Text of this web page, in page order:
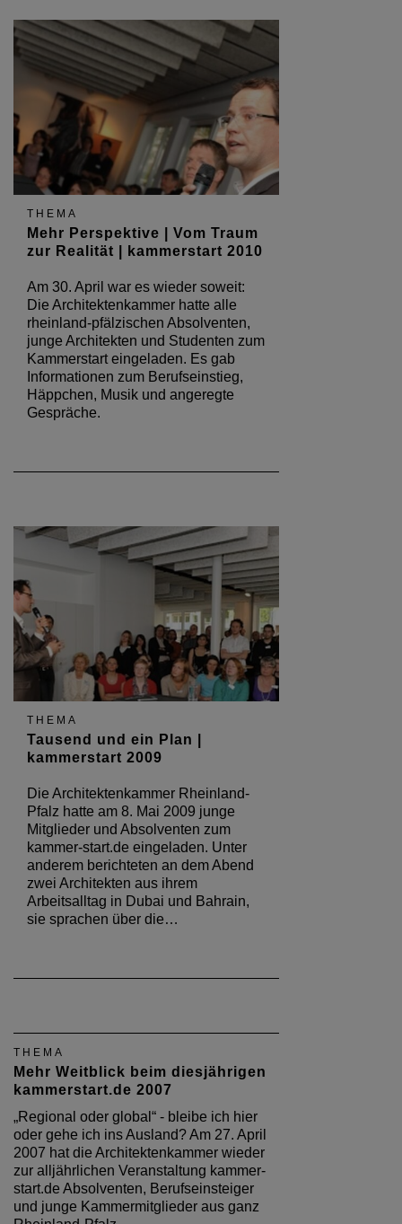
THEMA
Mehr Perspektive | Vom Traum
zur Realität | kammerstart 2010
Am 30. April war es wieder soweit:
Die Architektenkammer hatte alle
rheinland-pfälzischen Absolventen,
junge Architekten und Studenten zum
Kammerstart eingeladen. Es gab
Informationen zum Berufseinstieg,
Häppchen, Musik und angeregte
Gespräche.
THEMA
Tausend und ein Plan |
kammerstart 2009
Die Architektenkammer Rheinland-
Pfalz hatte am 8. Mai 2009 junge
Mitglieder und Absolventen zum
kammer-start.de eingeladen. Unter
anderem berichteten an dem Abend
zwei Architekten aus ihrem
Arbeitsalltag in Dubai und Bahrain,
sie sprachen über die…
THEMA
Mehr Weitblick beim diesjährigen
kammerstart.de 2007
„Regional oder global“ - bleibe ich hier
oder gehe ich ins Ausland? Am 27. April
2007 hat die Architektenkammer wieder
zur alljährlichen Veranstaltung kammer-
start.de Absolventen, Berufseinsteiger
und junge Kammermitglieder aus ganz